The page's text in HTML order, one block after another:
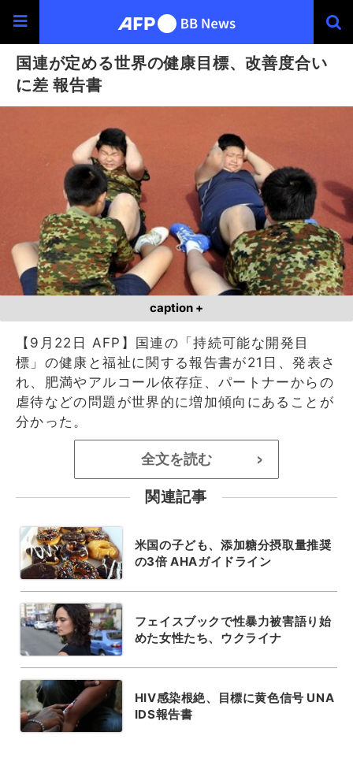
国連が定める世界の健康目標、改善度合い
に差 報告書
caption +
【9月22日 AFP】国連の「持続可能な開発目
標」の健康と福祉に関する報告書が21日、発表さ
れ、肥満やアルコール依存症、パートナーからの
虐待などの問題が世界的に増加傾向にあることが
分かった。
全文を読む >
関連記事
米国の子ども、添加糖分摂取量推奨
の3倍 AHAガイドライン
フェイスブックで性暴力被害語り始
めた女性たち、ウクライナ
HIV感染根絶、目標に黄色信号 UNA
IDS報告書